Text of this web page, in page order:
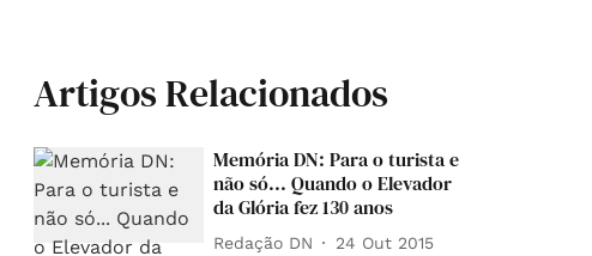
Artigos Relacionados
Memória DN: Para o turista e
não só... Quando o Elevador
da Glória fez 130 anos
Redação DN 24 Out 2015